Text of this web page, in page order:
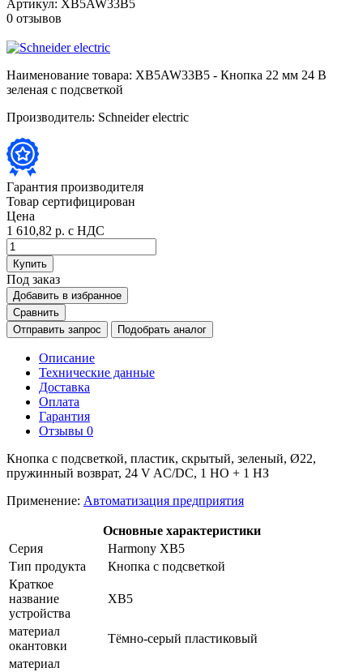
Артикул: XB5AW33B5
0 отзывов
Наименование товара: XB5AW33B5 - Кнопка 22 мм 24 В
зеленая с подсветкой
Производитель: Schneider electric
Гарантия производителя
Товар сертифицирован
Цена
1 610,82 р. с НДС
Купить
Под заказ
Добавить в избранное
Сравнить
Отправить запрос
Подобрать аналог
Описание
Технические данные
Доставка
Оплата
Гарантия
Отзывы 0
Кнопка с подсветкой, пластик, скрытый, зеленый, Ø22,
пружинный возврат, 24 V AC/DC, 1 НО + 1 НЗ
Применение: Автоматизация предприятия
Основные характеристики
Серия
Harmony XB5
Тип продукта
Кнопка с подсветкой
Краткое
название
устройства
XB5
материал
окантовки
Тёмно-серый пластиковый
материал